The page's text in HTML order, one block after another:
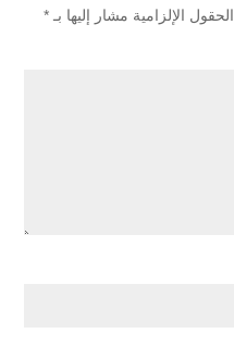
الحقول الإلزامية مشار إليها بـ *